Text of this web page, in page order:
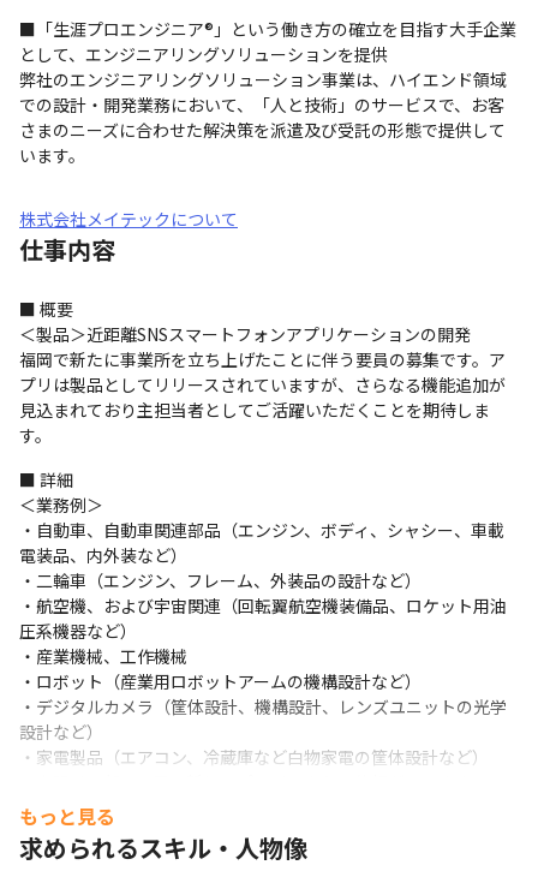
■「生涯プロエンジニア®」という働き方の確立を目指す大手企業
として、エンジニアリングソリューションを提供
弊社のエンジニアリングソリューション事業は、ハイエンド領域
での設計・開発業務において、「人と技術」のサービスで、お客
さまのニーズに合わせた解決策を派遣及び受託の形態で提供して
います。
株式会社メイテックについて
仕事内容
■ 概要
＜製品＞近距離SNSスマートフォンアプリケーションの開発
福岡で新たに事業所を立ち上げたことに伴う要員の募集です。ア
プリは製品としてリリースされていますが、さらなる機能追加が
見込まれており主担当者としてご活躍いただくことを期待しま
す。
■ 詳細
＜業務例＞
・自動車、自動車関連部品（エンジン、ボディ、シャシー、車載
電装品、内外装など）
・二輪車（エンジン、フレーム、外装品の設計など）
・航空機、および宇宙関連（回転翼航空機装備品、ロケット用油
圧系機器など）
・産業機械、工作機械
・ロボット（産業用ロボットアームの機構設計など）
・デジタルカメラ（筐体設計、機構設計、レンズユニットの光学
設計など）
・家電製品（エアコン、冷蔵庫など白物家電の筐体設計など）
※必ずしも当案件に配属になる訳ではなく、入社時の受注状況や
本人のキャリアアップを第一に考え、希望を考慮した上で決定し
ます
もっと見る
求められるスキル・人物像